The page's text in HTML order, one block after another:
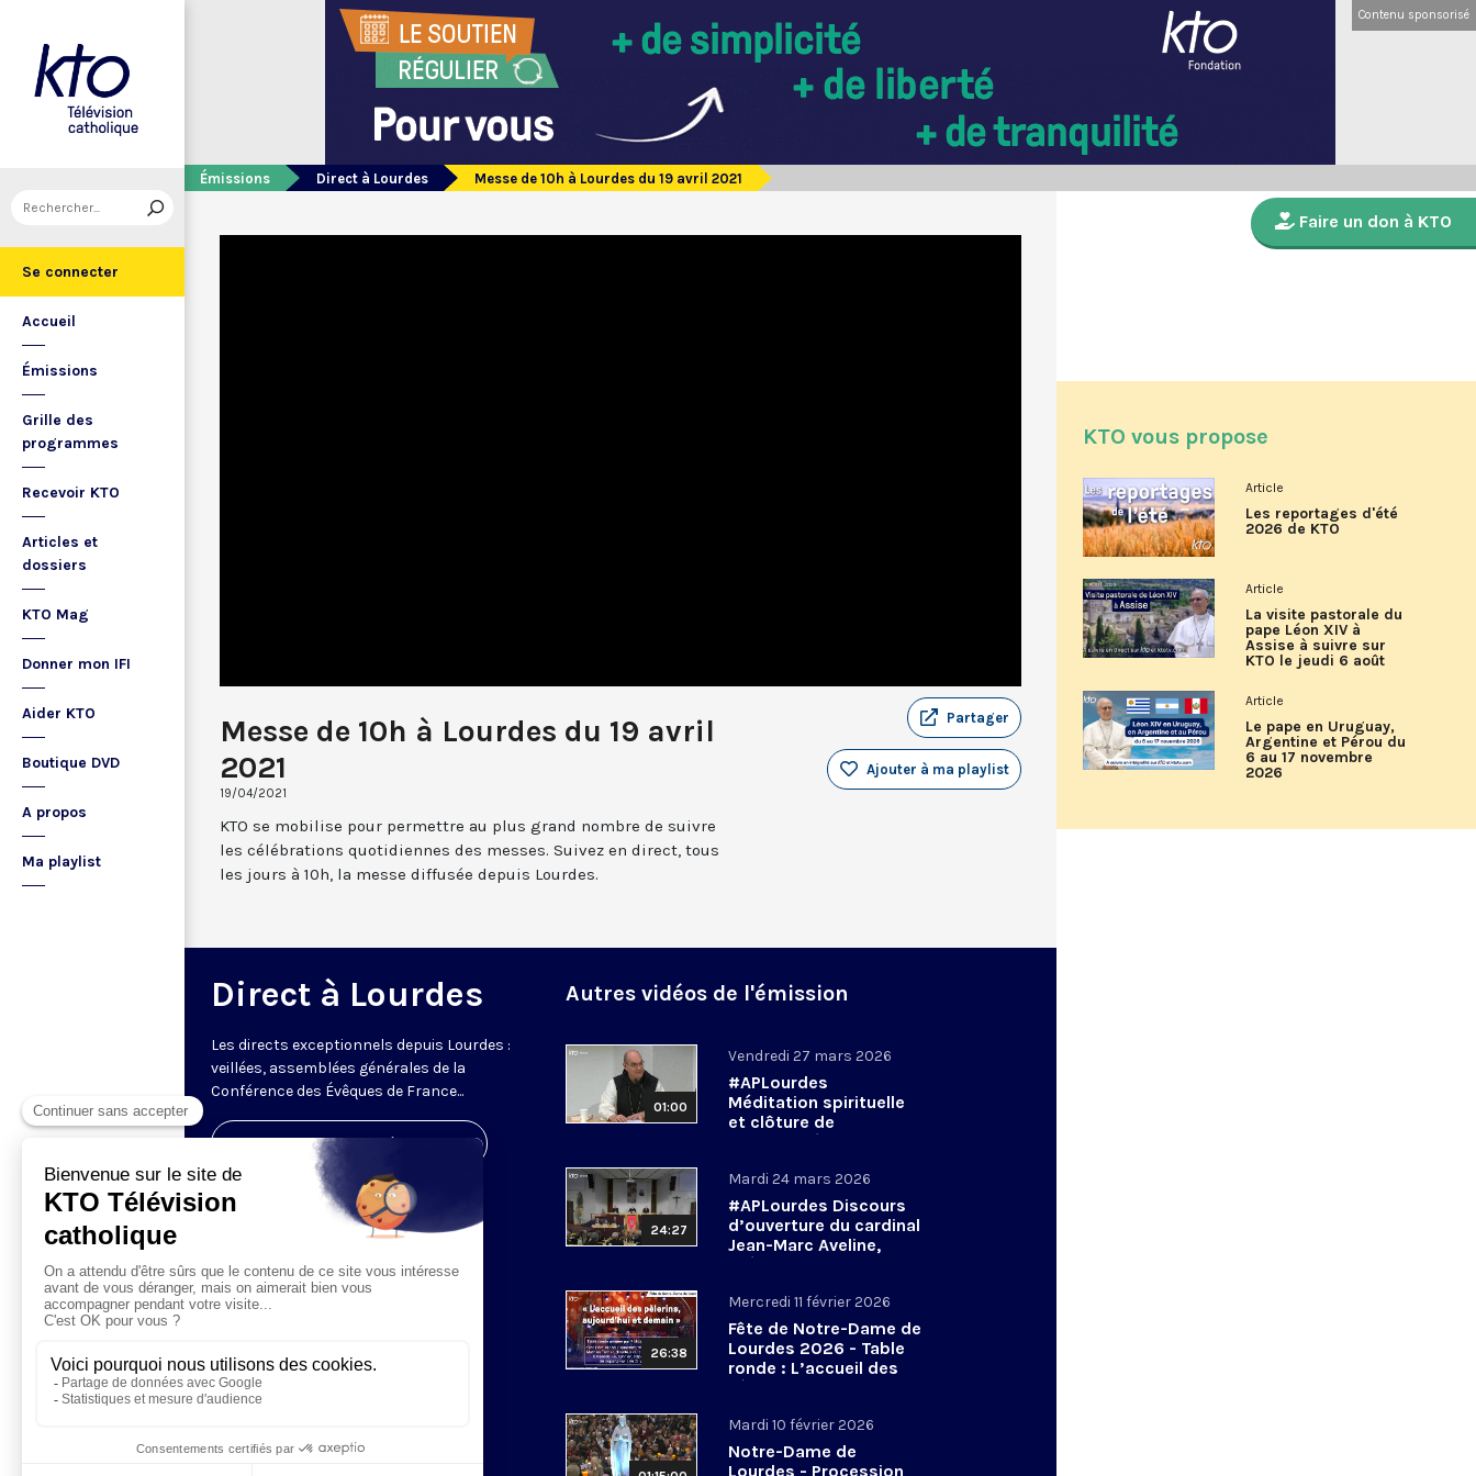
Se connecter
Accueil
Émissions
Grille des
programmes
Recevoir KTO
Articles et
dossiers
KTO Mag
Donner mon IFI
Aider KTO
Boutique DVD
A propos
Ma playlist
Contenu sponsorisé
Émissions Direct à Lourdes Messe de 10h à Lourdes du 19 avril 2021
Messe de 10h à Lourdes du 19 avril
2021
19/04/2021
Partager
Ajouter à ma playlist
KTO se mobilise pour permettre au plus grand nombre de suivre
les célébrations quotidiennes des messes. Suivez en direct, tous
les jours à 10h, la messe diffusée depuis Lourdes.
Direct à Lourdes
Les directs exceptionnels depuis Lourdes :
veillées, assemblées générales de la
Conférence des Évêques de France...
Visiter la page de l'émission
Autres vidéos de l'émission
01:00
Vendredi 27 mars 2026
#APLourdes
Méditation spirituelle
et clôture de
l’Assemblée des
mars 2026
24:27
Mardi 24 mars 2026
#APLourdes Discours
d’ouverture du cardinal
Jean-Marc Aveline,
président de la CEF -
26:38
Mercredi 11 février 2026
Fête de Notre-Dame de
Lourdes 2026 - Table
ronde : L’accueil des
pèlerins, aujourd’hui et
Mardi 10 février 2026
Notre-Dame de
Lourdes - Procession
Faire un don à KTO
KTO vous propose
Article
Les reportages d'été
2026 de KTO
Article
La visite pastorale du
pape Léon XIV à
Assise à suivre sur
KTO le jeudi 6 août
Article
Le pape en Uruguay,
Argentine et Pérou du
6 au 17 novembre
2026